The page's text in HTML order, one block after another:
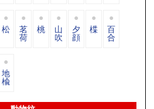
松 茗
荷
桃 山
吹
夕
顔
楪 百
合
地
楡